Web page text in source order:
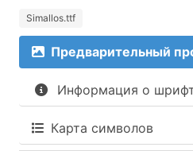
Simallos.ttf
Предварительный
Информация о
Карта символов